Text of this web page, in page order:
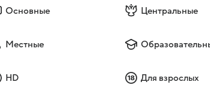
Основные Центральные
Местные
HD Для взрослых